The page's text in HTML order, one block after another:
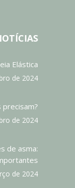
Elástica
de 2024
de 2024
de asma:
de 2024